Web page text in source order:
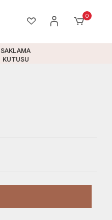
0
SAKLAMA
KUTUSU